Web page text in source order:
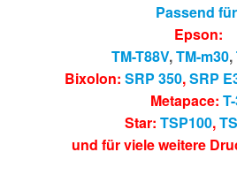
Passend
Epson:
TM-T88V,TM-m30,
Bixolon: SRP 350,SRP
Metapace:
Star: TSP100,
und für viele weitere